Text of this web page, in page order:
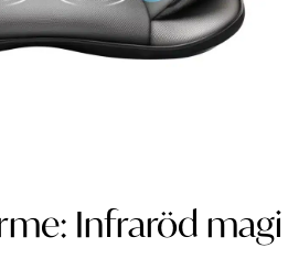
Infraröd